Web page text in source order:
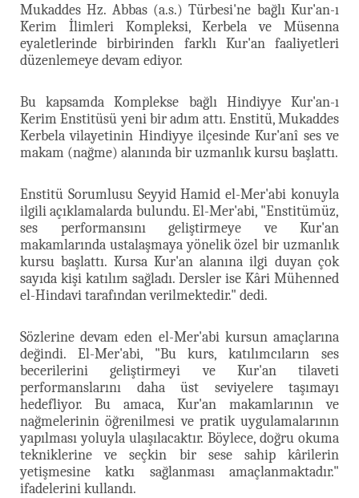
Mukaddes Hz. Abbas (a.s.) Türbesi'ne bağlı Kur'an-ı
Kerim İlimleri Kompleksi, Kerbela ve Müsenna
eyaletlerinde birbirinden farklı Kur'an faaliyetleri
düzenlemeye devam ediyor.
Bu kapsamda Komplekse bağlı Hindiyye Kur'an-ı
Kerim Enstitüsü yeni bir adım attı. Enstitü, Mukaddes
Kerbela vilayetinin Hindiyye ilçesinde Kur'anî ses ve
makam (nağme) alanında bir uzmanlık kursu başlattı.
Enstitü Sorumlusu Seyyid Hamid el-Mer'abi konuyla
ilgili açıklamalarda bulundu. El-Mer'abi, "Enstitümüz,
ses performansını geliştirmeye ve Kur'an
makamlarında ustalaşmaya yönelik özel bir uzmanlık
kursu başlattı. Kursa Kur'an alanına ilgi duyan çok
sayıda kişi katılım sağladı. Dersler ise Kâri Mühenned
el-Hindavi tarafından verilmektedir." dedi.
Sözlerine devam eden el-Mer'abi kursun amaçlarına
değindi. El-Mer'abi, "Bu kurs, katılımcıların ses
becerilerini geliştirmeyi ve Kur'an tilaveti
performanslarını daha üst seviyelere taşımayı
hedefliyor. Bu amaca, Kur'an makamlarının ve
nağmelerinin öğrenilmesi ve pratik uygulamalarının
yapılması yoluyla ulaşılacaktır. Böylece, doğru okuma
tekniklerine ve seçkin bir sese sahip kârilerin
yetişmesine katkı sağlanması amaçlanmaktadır."
ifadelerini kullandı.